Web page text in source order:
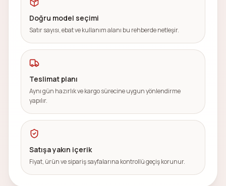
Doğru model seçimi
Satır sayısı, ebat ve kullanım alanı bu rehberde netleşir.
Teslimat planı
Aynı gün hazırlık ve kargo sürecine uygun yönlendirme
yapılır.
Satışa yakın içerik
Fiyat, ürün ve sipariş sayfalarına kontrollü geçiş korunur.